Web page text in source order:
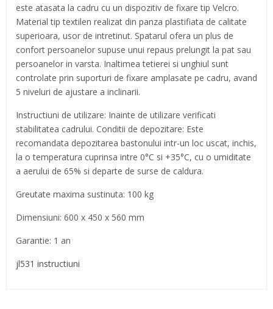
este atasata la cadru cu un dispozitiv de fixare tip Velcro.
Material tip textilen realizat din panza plastifiata de calitate
superioara, usor de intretinut. Spatarul ofera un plus de
confort persoanelor supuse unui repaus prelungit la pat sau
persoanelor in varsta. Inaltimea tetierei si unghiul sunt
controlate prin suporturi de fixare amplasate pe cadru, avand
5 niveluri de ajustare a inclinarii.
Instructiuni de utilizare: Inainte de utilizare verificati
stabilitatea cadrului. Conditii de depozitare: Este
recomandata depozitarea bastonului intr-un loc uscat, inchis,
la o temperatura cuprinsa intre 0°C si +35°C, cu o umiditate
a aerului de 65% si departe de surse de caldura.
Greutate maxima sustinuta: 100 kg
Dimensiuni: 600 x 450 x 560 mm
Garantie: 1 an
jl531 instructiuni